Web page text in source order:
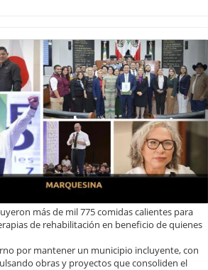
más de mil 775 comidas calientes para
de rehabilitación en beneficio de quienes
por mantener un municipio incluyente, con
obras y proyectos que consoliden el